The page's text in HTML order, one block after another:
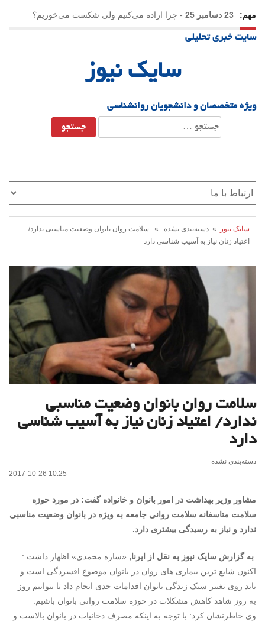
مهم: 23 دسامبر 25 - چرا اراده می‌کنیم ولی شکست می‌خوریم؟
21 دسامبر 25
سایت خبری تحلیلی
سایک نیوز
ویژه متخصصان و دانشجویان روانشناسی
جستجو
برای:
سایک نیوز
» دسته‌بندی نشده » سلامت روان بانوان وضعیت مناسبی ندارد/
اعتیاد زنان نیاز به آسیب شناسی دارد
سلامت روان بانوان وضعیت مناسبی
ندارد/ اعتیاد زنان نیاز به آسیب شناسی
دارد
دسته‌بندی نشده
2017-10-26 10:25
مشاور وزیر بهداشت در امور بانوان و خانواده گفت: در مورد حوزه
سلامت متاسفانه سلامت روانی جامعه به ویژه در بانوان وضعیت مناسبی
ندارد و نیاز به رسیدگی بیشتری دارد.
به گزارش سایک نیوز به نقل از ایرنا, «ساره محمدی» اظهار داشت :
اکنون شایع ترین بیماری های روان در بانوان موضوع افسردگی است و
باید روی تغییر سبک زندگی بانوان اقدامات جدی انجام داد تا بتوانیم روز
به روز شاهد کاهش مشکلات در حوزه سلامت روانی بانوان باشیم.
وی خاطرنشان کرد: با توجه به اینکه مصرف دخانیات در بانوان بالاست و